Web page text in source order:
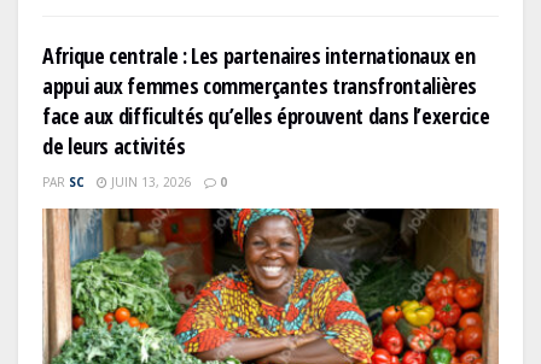
Afrique centrale : Les partenaires internationaux en
appui aux femmes commerçantes transfrontalières
face aux difficultés qu’elles éprouvent dans l’exercice
de leurs activités
PAR SC JUIN 13, 2026 0